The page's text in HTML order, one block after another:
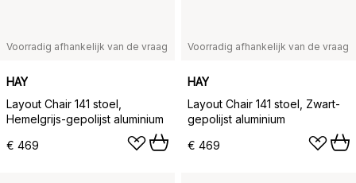
Voorradig afhankelijk van de vraag
HAY
Layout Chair 141 stoel,
Hemelgrijs-gepolijst aluminium
€ 469
Voorradig afhankelijk van de vraag
HAY
Layout Chair 141 stoel, Zwart-
gepolijst aluminium
€ 469